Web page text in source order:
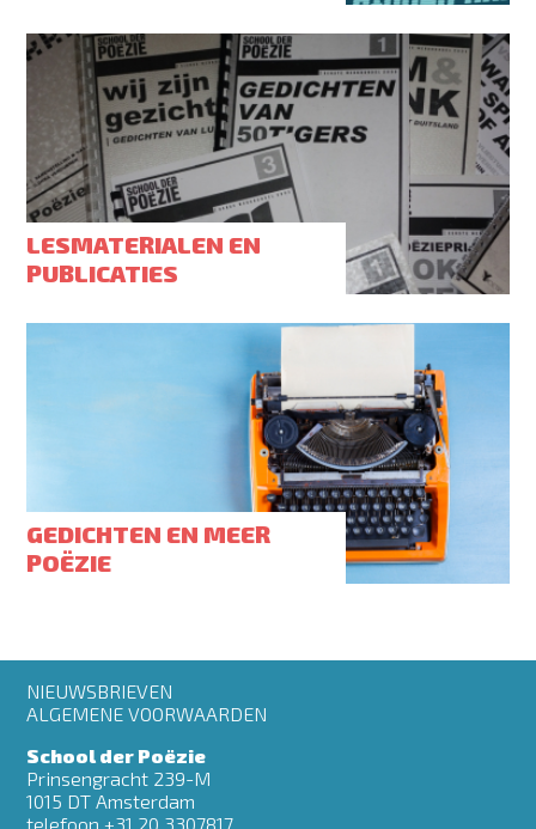
LESMATERIALEN EN
PUBLICATIES
GEDICHTEN EN MEER
POËZIE
Footer
menu
NIEUWSBRIEVEN
ALGEMENE VOORWAARDEN
School der Poëzie
Prinsengracht 239-M
1015 DT Amsterdam
telefoon +31 20 3307817